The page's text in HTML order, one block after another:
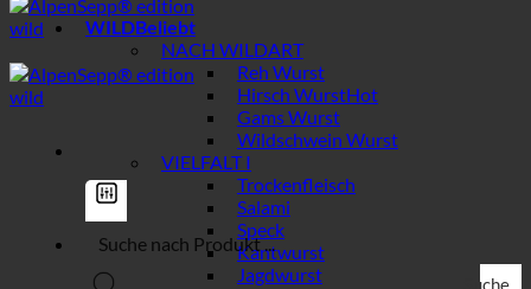
Suche
WILD
NACH WILDART
Reh Wurst
Hirsch Wurst
Gams Wurst
Wildschwein Wurst
VIELFALT I
Trockenfleisch
Salami
Speck
Kantwurst
Jagdwurst